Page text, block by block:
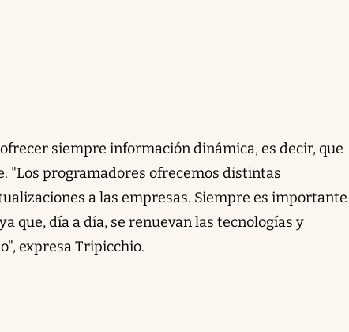
siempre información dinámica, es decir, que
"Los programadores ofrecemos distintas
a las empresas. Siempre es importante
que, día a día, se renuevan las tecnologías y
expresa Tripicchio.